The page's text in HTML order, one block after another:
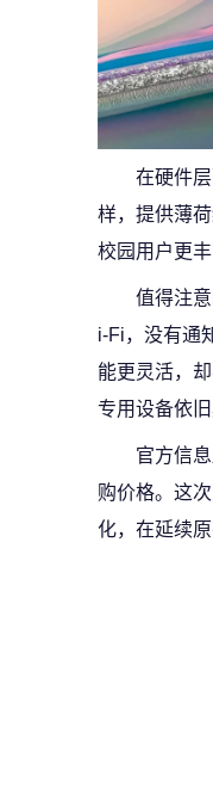
在硬件
样，提供薄
校园用户更
值得注
i‑Fi，没有通
能更灵活，
专用设备依
官方信
购价格。这
化，在延续